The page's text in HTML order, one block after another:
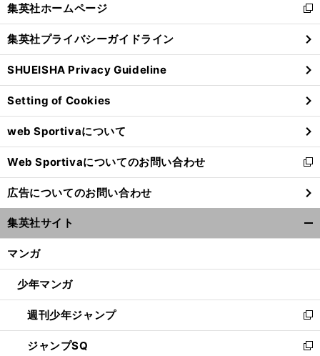
閉
る
集英社ホームページ
新
し
い
ウ
ィ
ン
ド
ウ
で
開
く
集英社プライバシーガイドライン
SHUEISHA Privacy Guideline
Setting of Cookies
web Sportivaについて
Web Sportivaについてのお問い合わせ
新
し
い
ウ
ィ
ン
ウ
開
く
広告についてのお問い合わせ
集英社サイト
マンガ
少年マンガ
週刊少年ジャンプ
新
し
い
ジャンプSQ
新